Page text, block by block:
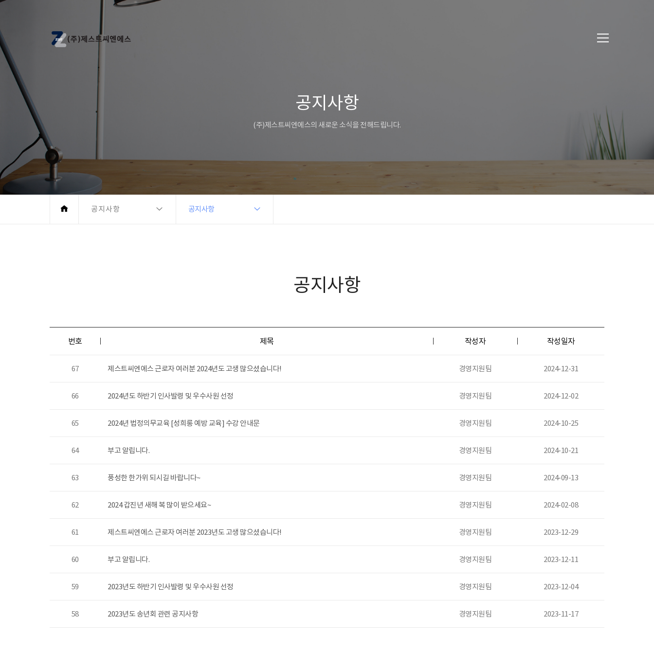
공지사항
(주)제스트씨엔에스의 새로운 소식을 전해드립니다.
공지사항 공지사항
공지사항
번호 제목 작성자 작성일자
67 제스트씨엔에스 근로자 여러분 2024년도 고생 많으셨습니다! 경영지원팀 2024-12-31
66 2024년도 하반기 인사발령 및 우수사원 선정 경영지원팀 2024-12-02
65 2024년 법정의무교육 [성희롱 예방 교육] 수강 안내문 경영지원팀 2024-10-25
64 부고 알립니다. 경영지원팀 2024-10-21
63 풍성한 한가위 되시길 바랍니다~ 경영지원팀 2024-09-13
62 2024 갑진년 새해 복 많이 받으세요~ 경영지원팀 2024-02-08
61 제스트씨엔에스 근로자 여러분 2023년도 고생 많으셨습니다! 경영지원팀 2023-12-29
60 부고 알립니다. 경영지원팀 2023-12-11
59 2023년도 하반기 인사발령 및 우수사원 선정 경영지원팀 2023-12-04
58 2023년도 송년회 관련 공지사항 경영지원팀 2023-11-17